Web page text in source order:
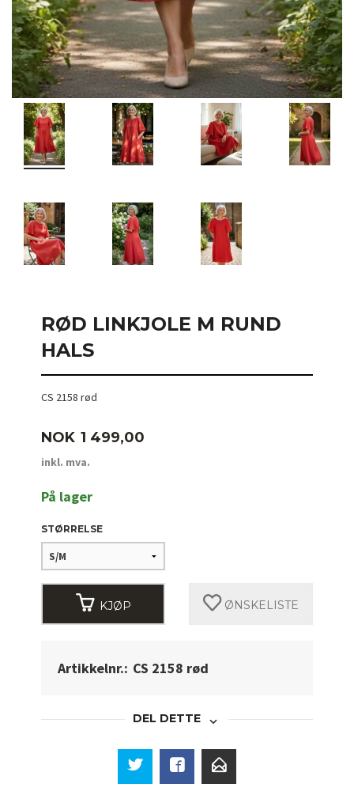
RØD LINKJOLE M RUND
HALS
CS 2158 rød
Pris
NOK 1 499,00
inkl. mva.
På lager
STØRRELSE
KJØP ØNSKELISTE
Artikkelnr.: CS 2158 rød
DEL DETTE